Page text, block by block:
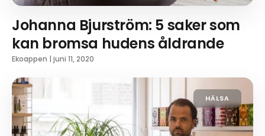
Johanna Bjurström: 5 saker som
kan bromsa hudens åldrande
Ekoappen | juni 11, 2020
HÄLSA